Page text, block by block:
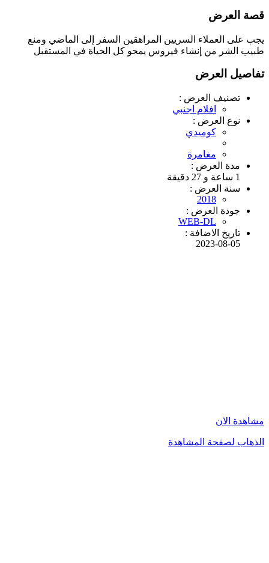
قصة العرض
يجب على العملاء السريين المراهقين السفر إلى الماضي ومنع
طبيب الشر من إنشاء فيروس يمحو كل الحياة في المستقبل
تفاصيل العرض
تصنيف العرض :
افلام اجنبي
نوع العرض :
كوميدي
مغامرة
مدة العرض :
1 ساعة و 27 دقيقة
سنة العرض :
2018
جودة العرض :
WEB-DL
تاريخ الاضافة :
2023-08-05
مشاهدة الان
الذهاب لصفحة المشاهدة